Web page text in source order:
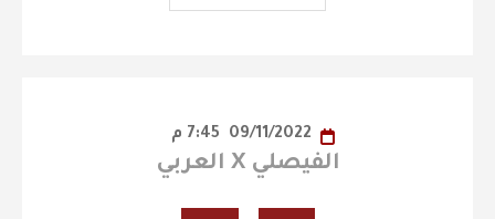
الفيصلي X العربي